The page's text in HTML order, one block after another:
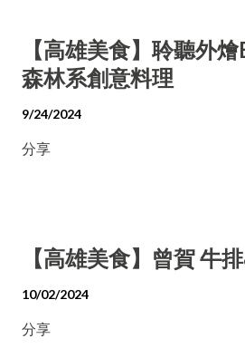
【高雄美食】聆聽外
森林系創意料理
9/24/2024
分享
【高雄美食】曾賀 牛
10/02/2024
分享